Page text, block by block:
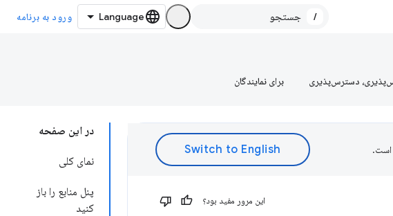
/ ورود به برنامه
دسترس‌پذیری برای نمایندگان
در این صفحه
نمای کلی
پنل منابع را باز
کنید
است.
این مرور مفید بود؟